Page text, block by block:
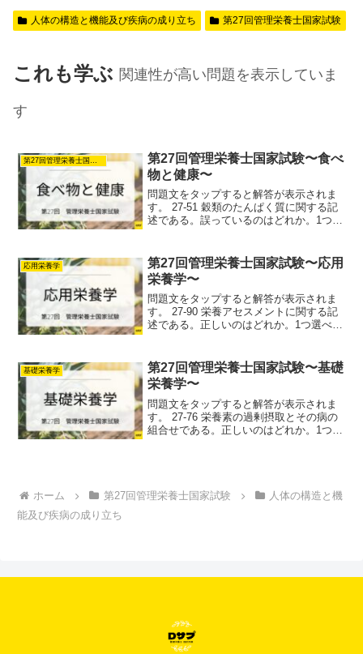
人体の構造と機能及び疾病の成り立ち 第27回管理栄養士国家試験
これも学ぶ 関連性が高い問題を表示していま
す
第27回管理栄養士国家試験
第27回管理栄養士国家試験〜食べ
物と健康〜
問題文をタップすると解答が表示されま
す。 27-51 穀類のたんぱく質に関する記
述である。誤っているのはどれか。1つ選
グルテニンとグリアジンである。(3)とう
も...
応用栄養学
第27回管理栄養士国家試験〜応用
栄養学〜
問題文をタップすると解答が表示されま
す。 27-90 栄養アセスメントに関する記
述である。正しいのはどれか。1つ選べ。
清トリグリセリド値によって評価する。
(3)...
基礎栄養学
第27回管理栄養士国家試験〜基礎
栄養学〜
問題文をタップすると解答が表示されま
す。 27-76 栄養素の過剰摂取とその病の
組合せである。正しいのはどれか。1つ選
ホーム 第27回管理栄養士国家試験
人体の構造と機
能及び疾病の成り立ち